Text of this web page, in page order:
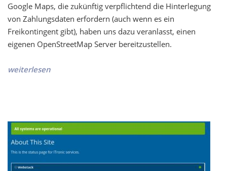
Google Maps, die zukünftig verpflichtend die Hinterlegung
von Zahlungsdaten erfordern (auch wenn es ein
Freikontingent gibt), haben uns dazu veranlasst, einen
eigenen OpenStreetMap Server bereitzustellen.
weiterlesen